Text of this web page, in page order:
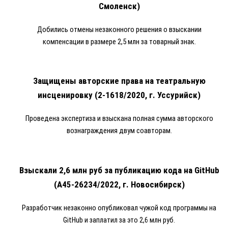
Смоленск)
Добились отмены незаконного решения о взыскании
компенсации в размере 2,5 млн за товарный знак.
Защищены авторские права на театральную
инсценировку (2-1618/2020, г. Уссурийск)
Проведена экспертиза и взыскана полная сумма авторского
вознаграждения двум соавторам.
Взыскали 2,6 млн руб за публикацию кода на GitHub
(А45-26234/2022, г. Новосибирск)
Разработчик незаконно опубликовал чужой код программы на
GitHub и заплатил за это 2,6 млн руб.